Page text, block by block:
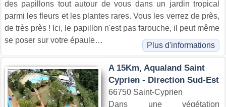
des papillons tout autour de vous dans un jardin tropical
parmi les fleurs et les plantes rares. Vous les verrez de près,
de très près ! Ici, le papillon n'est pas farouche, il peut même
se poser sur votre épaule…
Plus d'informations
A 15Km, Aqualand Saint
Cyprien - Direction Sud-Est
66750 Saint-Cyprien
Dans une végétation